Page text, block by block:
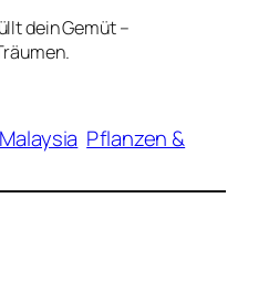
dein Gemüt –
Malaysia Pflanzen &